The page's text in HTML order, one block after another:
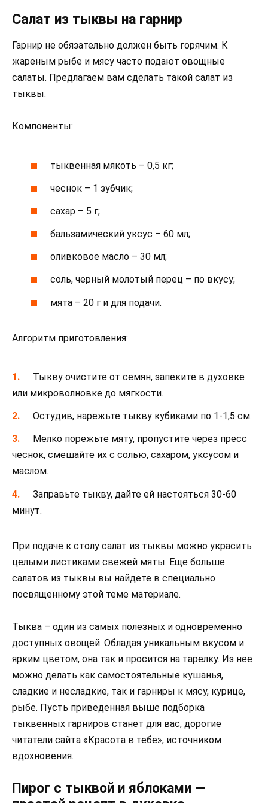
Салат из тыквы на гарнир
Гарнир не обязательно должен быть горячим. К
жареным рыбе и мясу часто подают овощные
салаты. Предлагаем вам сделать такой салат из
тыквы.
Компоненты:
тыквенная мякоть – 0,5 кг;
чеснок – 1 зубчик;
сахар – 5 г;
бальзамический уксус – 60 мл;
оливковое масло – 30 мл;
соль, черный молотый перец – по вкусу;
мята – 20 г и для подачи.
Алгоритм приготовления:
Тыкву очистите от семян, запеките в духовке
или микроволновке до мягкости.
Остудив, нарежьте тыкву кубиками по 1-1,5 см.
Мелко порежьте мяту, пропустите через пресс
чеснок, смешайте их с солью, сахаром, уксусом и
маслом.
Заправьте тыкву, дайте ей настояться 30-60
минут.
При подаче к столу салат из тыквы можно украсить
целыми листиками свежей мяты. Еще больше
салатов из тыквы вы найдете в специально
посвященному этой теме материале.
Тыква – один из самых полезных и одновременно
доступных овощей. Обладая уникальным вкусом и
ярким цветом, она так и просится на тарелку. Из нее
можно делать как самостоятельные кушанья,
сладкие и несладкие, так и гарниры к мясу, курице,
рыбе. Пусть приведенная выше подборка
тыквенных гарниров станет для вас, дорогие
читатели сайта «Красота в тебе», источником
вдохновения.
Пирог с тыквой и яблоками —